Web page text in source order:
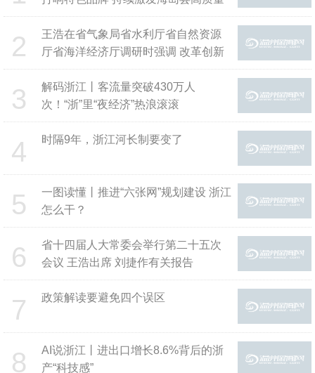
发展内生动力
2
王浩在省气象局省水利厅省自然资源
厅省海洋经济厅调研时强调 改革创新
落实落细 确保交出高质量发展和高水
平安全良性互动的高分答卷
3
解码浙江丨客流量突破430万人
次！“浙”里“夜经济”热浪滚滚
4 时隔9年，浙江河长制要变了
5
一图读懂丨推进“六张网”规划建设 浙江
怎么干？
6
省十四届人大常委会举行第二十五次
会议 王浩出席 刘捷作有关报告
7 政策解读要避免四个误区
8
AI说浙江丨进出口增长8.6%背后的浙
产“科技感”